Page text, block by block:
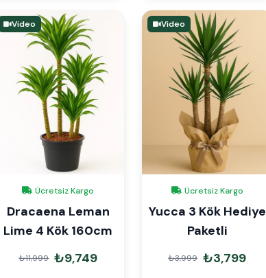
Video
Ücretsiz Kargo
Dracaena Leman
Lime 4 Kök 160cm
₺11,999 ₺9,749
Video
Ücretsiz Kargo
Yucca 3 Kök Hediye
Paketli
₺3,999 ₺3,799